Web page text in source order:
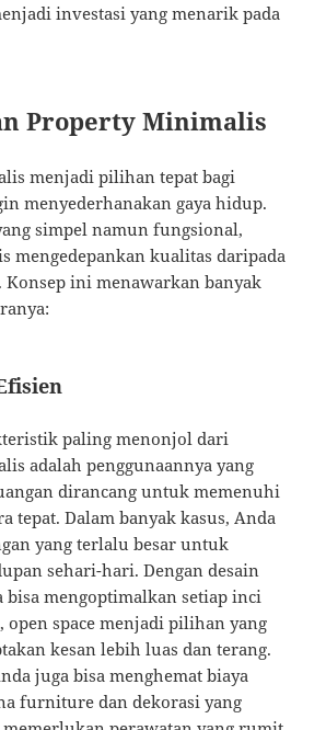
investasi yang menarik pada
Property Minimalis
menjadi pilihan tepat bagi
menyederhanakan gaya hidup.
simpel namun fungsional,
mengedepankan kualitas daripada
ini menawarkan banyak
paling menonjol dari
adalah penggunaannya yang
dirancang untuk memenuhi
tepat. Dalam banyak kasus, Anda
yang terlalu besar untuk
sehari-hari. Dengan desain
bisa mengoptimalkan setiap inci
open space menjadi pilihan yang
kesan lebih luas dan terang.
juga bisa menghemat biaya
furniture dan dekorasi yang